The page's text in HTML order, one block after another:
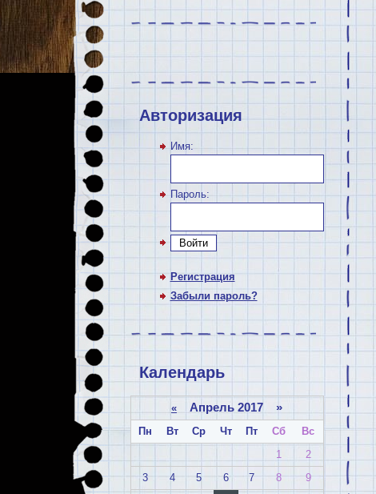
Авторизация
Имя:
Пароль:
Войти
Регистрация
Забыли пароль?
Календарь
« Апрель 2017 »
Пн Вт Ср Чт Пт Сб
Вс
1
2
3
4 5 6 7 8
9